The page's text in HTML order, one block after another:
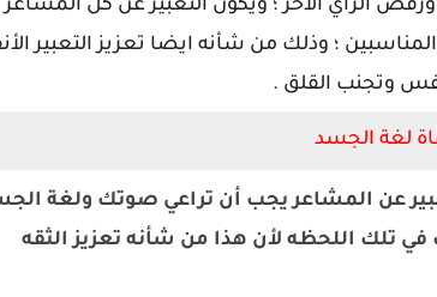
ورفض الرأي الأخر ؛ ويكون التعبير عن كل
؛ وذلك من شأنه ايضا تعزيز التعبير
وتجنب القلق .
عن المشاعر يجب أن تراعي صوتك ولغة
تلك اللحظه لأن هذا من شأنه تعزيز الثقه